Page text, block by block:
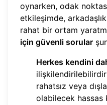
oynarken, odak
etkileşimde,
rahat bir ortam
için güvenli sorular
Herkes kendini
rahatsız veya
olabilecek hassas